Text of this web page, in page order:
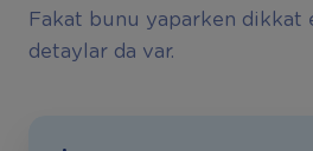
Fakat bunu yaparken dikkat
detaylar da var.